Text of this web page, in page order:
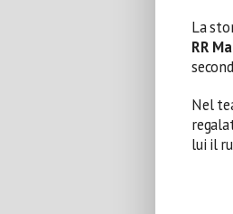
La
RR
Nel
lui il